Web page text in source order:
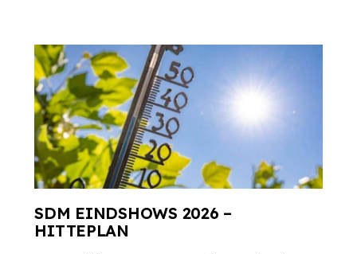
SDM EINDSHOWS 2026 –
HITTEPLAN